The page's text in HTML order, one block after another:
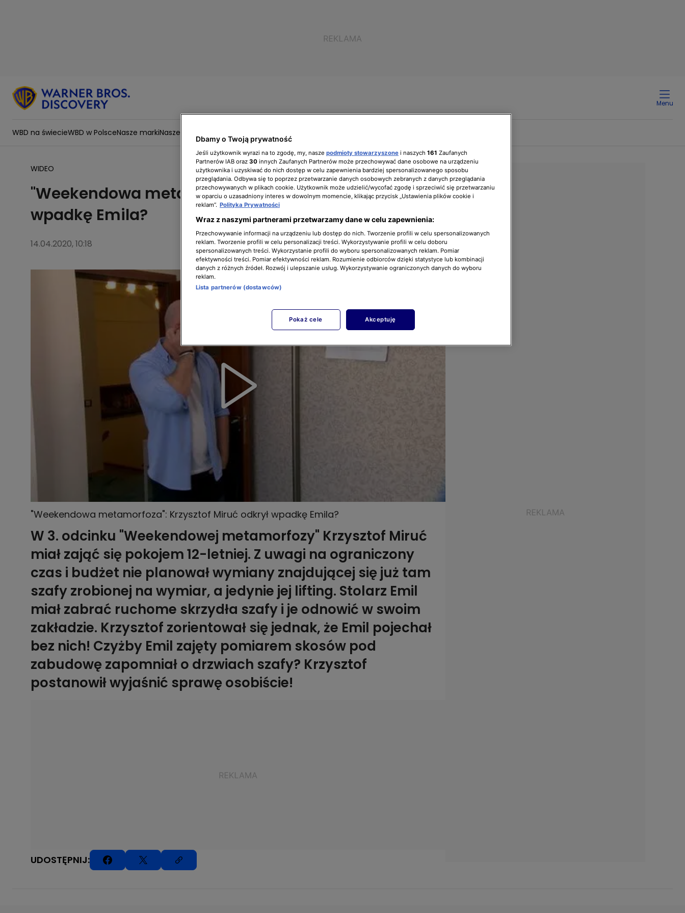
Menu
WBD na świecieWBD w PolsceNasze markiNasze wartości
WIDEO
"Weekendowa metamorfoza": Krzysztof Miruć odkrył
wpadkę Emila?
14.04.2020, 10:18
"Weekendowa metamorfoza": Krzysztof Miruć odkrył wpadkę Emila?
W 3. odcinku "Weekendowej metamorfozy" Krzysztof Miruć
miał zająć się pokojem 12-letniej. Z uwagi na ograniczony
czas i budżet nie planował wymiany znajdującej się już tam
szafy zrobionej na wymiar, a jedynie jej lifting. Stolarz Emil
miał zabrać ruchome skrzydła szafy i je odnowić w swoim
zakładzie. Krzysztof zorientował się jednak, że Emil pojechał
bez nich! Czyżby Emil zajęty pomiarem skosów pod
zabudowę zapomniał o drzwiach szafy? Krzysztof
postanowił wyjaśnić sprawę osobiście!
UDOSTĘPNIJ:
Dbamy o Twoją prywatność
Jeśli użytkownik wyrazi na to zgodę, my, nasze podmioty stowarzyszone i naszych 161 Zaufanych
Partnerów IAB oraz 30 innych Zaufanych Partnerów może przechowywać dane osobowe na urządzeniu
użytkownika i uzyskiwać do nich dostęp w celu zapewnienia bardziej spersonalizowanego sposobu
przeglądania. Odbywa się to poprzez przetwarzanie danych osobowych zebranych z danych przeglądania
przechowywanych w plikach cookie. Użytkownik może udzielić/wycofać zgodę i sprzeciwić się przetwarzaniu
w oparciu o uzasadniony interes w dowolnym momencie, klikając przycisk „Ustawienia plików cookie i
reklam”. Polityka Prywatności
Wraz z naszymi partnerami przetwarzamy dane w celu zapewnienia:
Przechowywanie informacji na urządzeniu lub dostęp do nich. Tworzenie profili w celu spersonalizowanych
reklam. Tworzenie profili w celu personalizacji treści. Wykorzystywanie profili w celu doboru
spersonalizowanych treści. Wykorzystanie profili do wyboru spersonalizowanych reklam. Pomiar
efektywności treści. Pomiar efektywności reklam. Rozumienie odbiorców dzięki statystyce lub kombinacji
danych z różnych źródeł. Rozwój i ulepszanie usług. Wykorzystywanie ograniczonych danych do wyboru
reklam.
Lista partnerów (dostawców)
Pokaż cele Akceptuję